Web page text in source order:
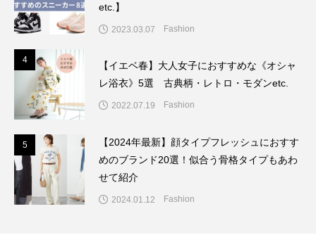
etc.】
2023.03.07 Fashion
4
【イエベ春】大人女子におすすめな《オシャ
レ浴衣》5選 古典柄・レトロ・モダンetc.
2022.07.19 Fashion
5
【2024年最新】顔タイプフレッシュにおすす
めのブランド20選！似合う骨格タイプもあわ
せて紹介
2024.01.12 Fashion